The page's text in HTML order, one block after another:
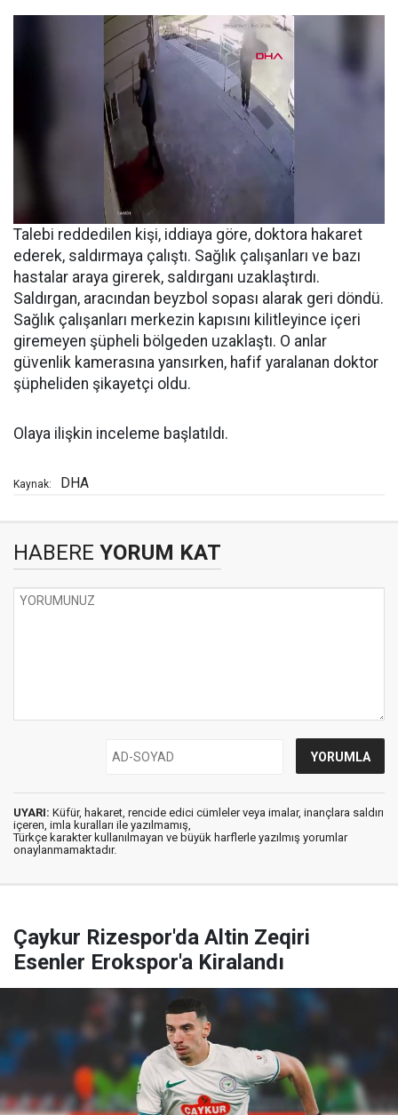
Talebi reddedilen kişi, iddiaya göre, doktora hakaret
ederek, saldırmaya çalıştı. Sağlık çalışanları ve bazı
hastalar araya girerek, saldırganı uzaklaştırdı.
Saldırgan, aracından beyzbol sopası alarak geri döndü.
Sağlık çalışanları merkezin kapısını kilitleyince içeri
giremeyen şüpheli bölgeden uzaklaştı. O anlar
güvenlik kamerasına yansırken, hafif yaralanan doktor
şüpheliden şikayetçi oldu.
Olaya ilişkin inceleme başlatıldı.
Kaynak: DHA
HABERE YORUM KAT
UYARI: Küfür, hakaret, rencide edici cümleler veya imalar, inançlara saldırı
içeren, imla kuralları ile yazılmamış,
Türkçe karakter kullanılmayan ve büyük harflerle yazılmış yorumlar
onaylanmamaktadır.
Çaykur Rizespor'da Altin Zeqiri
Esenler Erokspor'a Kiralandı